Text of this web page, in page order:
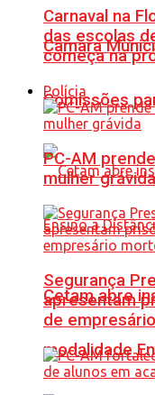
Câmara
Comissões
Cetam abre
modalidade
Carnaval na
das escolas
começa na
Polícia
PC-AM
mulher grávida
Segurança
apresentam
de